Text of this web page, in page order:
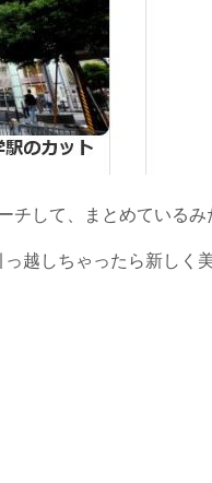
して、まとめているみ
越しちゃったら新しく